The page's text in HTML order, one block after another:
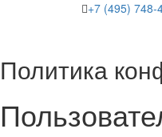
+7 (495) 748-
Политика